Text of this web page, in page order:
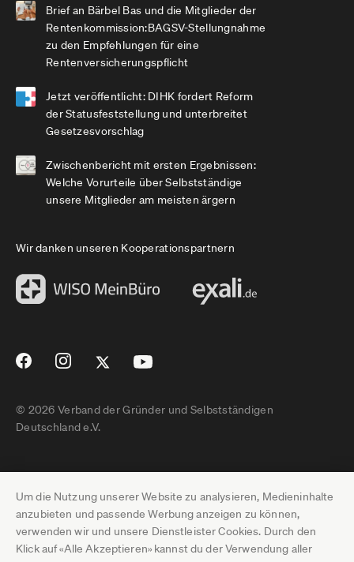
Um die Nutzung unserer Website zu analysieren, Medieninhalte
anzubieten und passende Werbung anzeigen zu können,
verwenden wir und unsere Dienstleister Cookies. Durch den
Klick auf «Alle Akzeptieren» kannst du der Verwendung aller
Brief an Bärbel Bas und die Mitglieder der
Rentenkommission:BAGSV-Stellungnahme
zu den Empfehlungen für eine
Rentenversicherungspflicht
Jetzt veröffentlicht: DIHK fordert Reform
der Statusfeststellung und unterbreitet
Gesetzesvorschlag
Zwischenbericht mit ersten Ergebnissen:
Welche Vorurteile über Selbstständige
unsere Mitglieder am meisten ärgern
Wir danken unseren Kooperationspartnern
© 2026 Verband der Gründer und Selbstständigen
Deutschland e.V.
Impressum
Datenschutz
Pressebereich